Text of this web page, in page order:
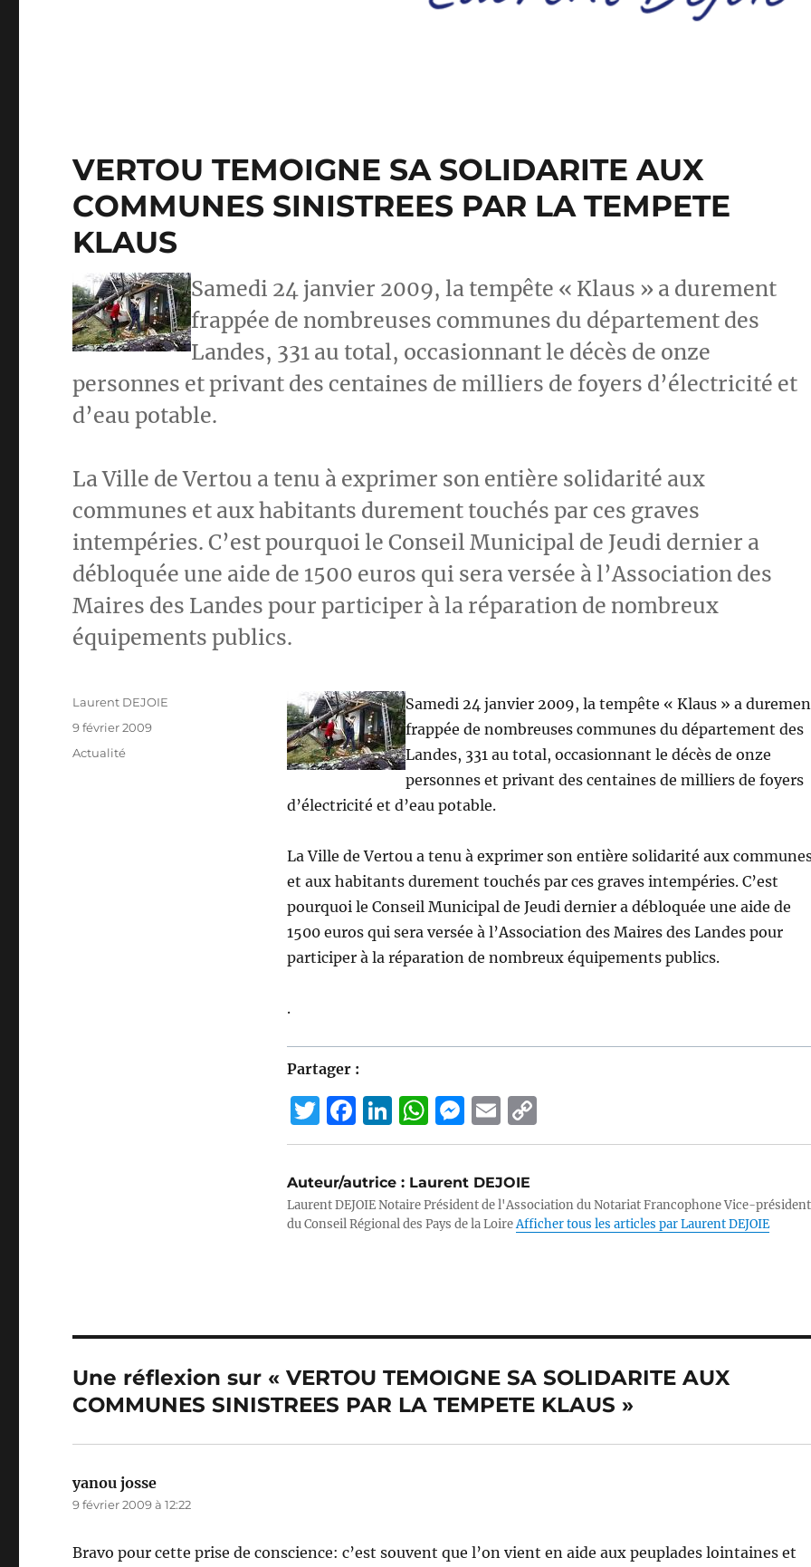
VERTOU TEMOIGNE SA SOLIDARITE AUX
COMMUNES SINISTREES PAR LA TEMPETE
KLAUS
Samedi 24 janvier 2009, la tempête « Klaus » a durement
frappée de nombreuses communes du département des
Landes, 331 au total, occasionnant le décès de onze
personnes et privant des centaines de milliers de foyers d’électricité et
d’eau potable.
La Ville de Vertou a tenu à exprimer son entière solidarité aux
communes et aux habitants durement touchés par ces graves
intempéries. C’est pourquoi le Conseil Municipal de Jeudi dernier a
débloquée une aide de 1500 euros qui sera versée à l’Association des
Maires des Landes pour participer à la réparation de nombreux
équipements publics.
Samedi 24 janvier 2009, la tempête « Klaus » a
frappée de nombreuses communes du département des
Landes, 331 au total, occasionnant le décès de onze
personnes et privant des centaines de milliers de foyers
d’électricité et d’eau potable.
La Ville de Vertou a tenu à exprimer son entière solidarité aux
et aux habitants durement touchés par ces graves intempéries. C’est
pourquoi le Conseil Municipal de Jeudi dernier a débloquée une aide de
1500 euros qui sera versée à l’Association des Maires des Landes pour
participer à la réparation de nombreux équipements publics.
.
Partager :
T
w
te
r
F
a
c
e
b
Li
n
e
d
W
h
s
A
M
e
ss
e
n
E
m
ai
l
C
o
y
Li
Auteur/autrice :Laurent DEJOIE
Laurent DEJOIE Notaire Président de l'Association du Notariat Francophone Vice-président
du Conseil Régional des Pays de la LoireAfficher tous les articles par Laurent DEJOIE
Auteur
Laurent DEJOIE
Publié
9 février 2009
Catégories
Actualité
Une réflexion sur « VERTOU TEMOIGNE SA SOLIDARITE AUX
COMMUNES SINISTREES PAR LA TEMPETE KLAUS »
yanou josse
9 février 2009 à 12:22
Bravo pour cette prise de conscience: c’est souvent que l’on vient en aide aux peuplades lointaines et